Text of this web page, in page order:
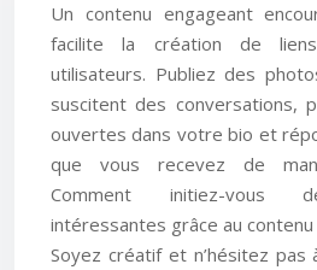
Un contenu engageant
facilite la création de
utilisateurs. Publiez des
suscitent des conversations,
ouvertes dans votre bio et
que vous recevez de
Comment initiez-vous
intéressantes grâce au
Soyez créatif et n’hésitez